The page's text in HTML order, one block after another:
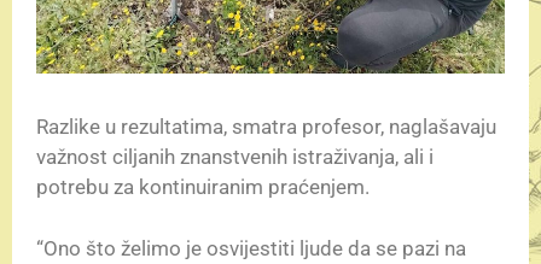
Razlike u rezultatima, smatra profesor, naglašavaju
važnost ciljanih znanstvenih istraživanja, ali i
potrebu za kontinuiranim praćenjem.
“Ono što želimo je osvijestiti ljude da se pazi na